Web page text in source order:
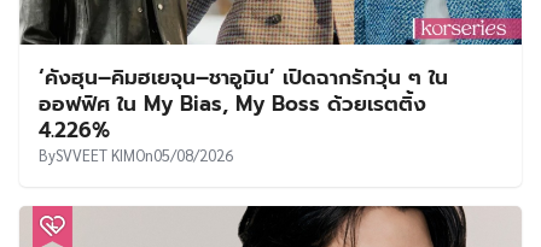
‘คังฮุน–คิมฮเยจุน–ชาอูมิน’ เปิดฉากรักวุ่น ๆ ใน
ออฟฟิศ ใน My Bias, My Boss ด้วยเรตติ้ง
4.226%
BySVVEET KIMOn05/08/2026